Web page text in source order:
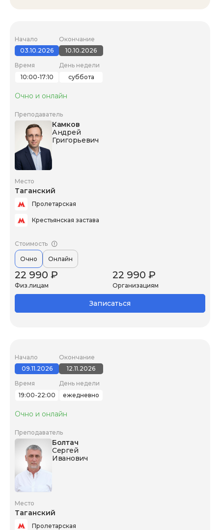
Начало
03.10.2026
Окончание
10.10.2026
Время
10:00-17:10
День недели
суббота
Очно и онлайн
Преподаватель
Камков
Андрей
Григорьевич
Место
Таганский
Пролетарская
Крестьянская застава
Стоимость
Очно Онлайн
22 990 ₽
Физ.лицам
22 990 ₽
Организациям
Записаться
Начало
09.11.2026
Окончание
12.11.2026
Время
19:00-22:00
День недели
ежедневно
Очно и онлайн
Преподаватель
Болтач
Сергей
Иванович
Место
Таганский
Пролетарская